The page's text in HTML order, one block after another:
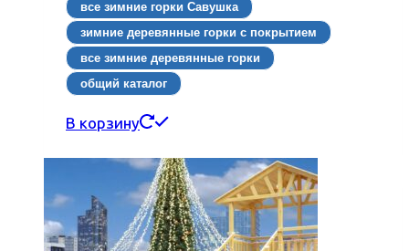
все зимние горки Савушка
зимние деревянные горки с покрытием
все зимние деревянные горки
общий каталог
В корзину